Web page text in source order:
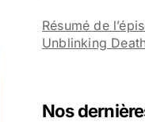
Résumé de
Unblinking
Nos